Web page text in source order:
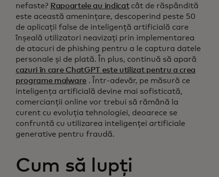
nefaste? Rapoartele au indicatcât de răspândită
este această amenințare, descoperind peste 50
de aplicații false de inteligență artificială care
înșeală utilizatori neavizați prin implementarea
de atacuri de phishing pentru a le captura datele
personale și de plată. În plus, continuă să apară
cazuri în care ChatGPT este utilizat pentru a crea
programe malware . Într-adevăr, pe măsură ce
inteligența artificială devine mai sofisticată,
comercianții online vor trebui să rămână la
curent cu evoluția tehnologiei, deoarece se
confruntă cu utilizarea inteligenței artificiale
generative pentru fraudă.
Cum să lupți